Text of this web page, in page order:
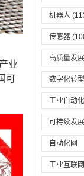
业
可
机器人
传感器
高质量发展
数字化转型
工业自动化
可持续发展
自动化网
工业互联网